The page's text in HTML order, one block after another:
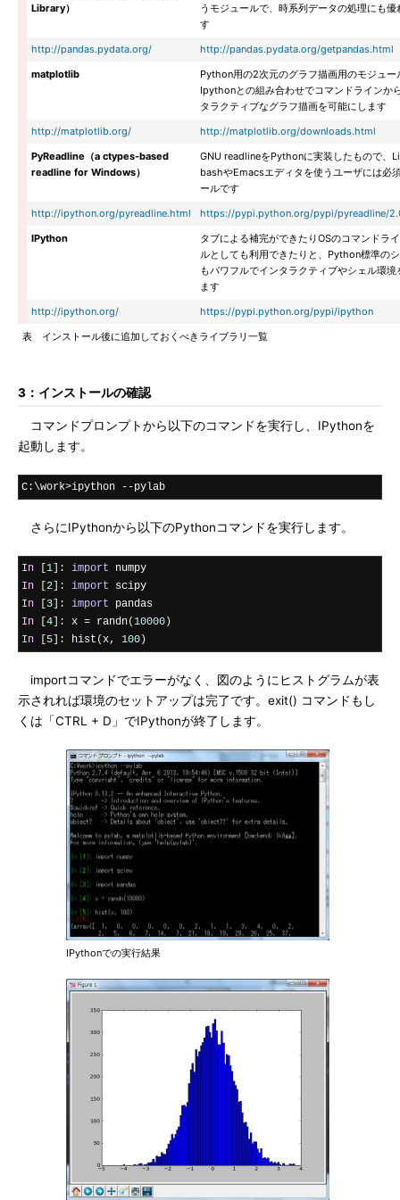
Library）
うモジュールで、時系列データの処理にも優
す
http://pandas.pydata.org/
http://pandas.pydata.org/getpandas.html
matplotlib
Python用の2次元のグラフ描画用のモジュー
Ipythonとの組み合わせでコマンドラインか
タラクティブなグラフ描画を可能にします
http://matplotlib.org/
http://matplotlib.org/downloads.html
PyReadline（a ctypes-based
readline for Windows）
GNU readlineをPythonに実装したもので、
bashやEmacsエディタを使うユーザには必
ールです
http://ipython.org/pyreadline.html
https://pypi.python.org/pypi/pyreadline/
IPython
タブによる補完ができたりOSのコマンドラ
ルとしても利用できたりと、Python標準の
もパワフルでインタラクティブやシェル環境
ます
http://ipython.org/
https://pypi.python.org/pypi/ipython
表 インストール後に追加しておくべきライブラリ一覧
3：インストールの確認
コマンドプロンプトから以下のコマンドを実行し、IPythonを
起動します。
C : \work>ipython --pylab
さらにIPythonから以下のPythonコマンドを実行します。
In 1 ]: import
In
2 ]: import
In
3 ]: import
In
4 ]: x = randn(10000 )
In
5 ]: hist (x, 100 )
importコマンドでエラーがなく、図のようにヒストグラムが表
示されれば環境のセットアップは完了です。exit() コマンドもし
くは「CTRL + D」でIPythonが終了します。
IPythonでの実行結果